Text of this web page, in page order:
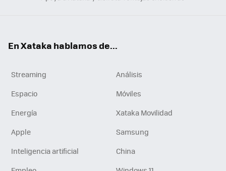
En Xataka hablamos de...
Streaming
Análisis
Espacio
Móviles
Energía
Xataka Movilidad
Apple
Samsung
Inteligencia artificial
China